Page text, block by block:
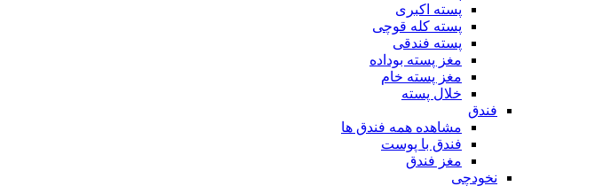
پسته اکبری
پسته کله قوچی
پسته فندقی
مغز پسته بوداده
مغز پسته خام
خلال پسته
فندق
مشاهده همه فندق ها
فندق با پوست
مغز فندق
نخودچی